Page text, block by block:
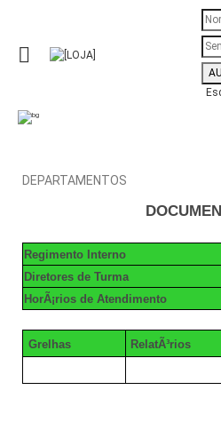
DEPARTAMENTOS
Regimento Interno
Diretores de Turma
HorÃ¡rios de Atendimento
Grelhas RelatÃ³rios